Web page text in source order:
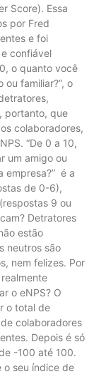
Score). Essa
por Fred
e foi
confiável
o quanto você
ou familiar?”, o
portanto, que
colaboradores,
“De 0 a 10,
um amigo ou
empresa?” é a
de 0-6),
9 ou
Detratores
estão
neutros são
nem felizes. Por
o eNPS? O
o total de
colaboradores
Depois é só
-100 até 100.
o seu índice de